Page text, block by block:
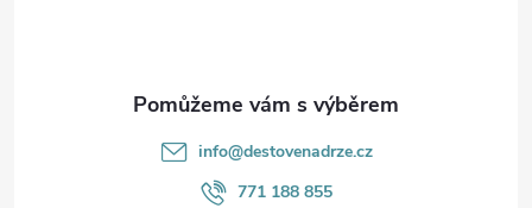
info@destovenadrze.cz
771 188 855